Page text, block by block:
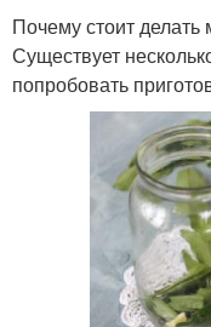
Почему стоит
Существует
попробовать